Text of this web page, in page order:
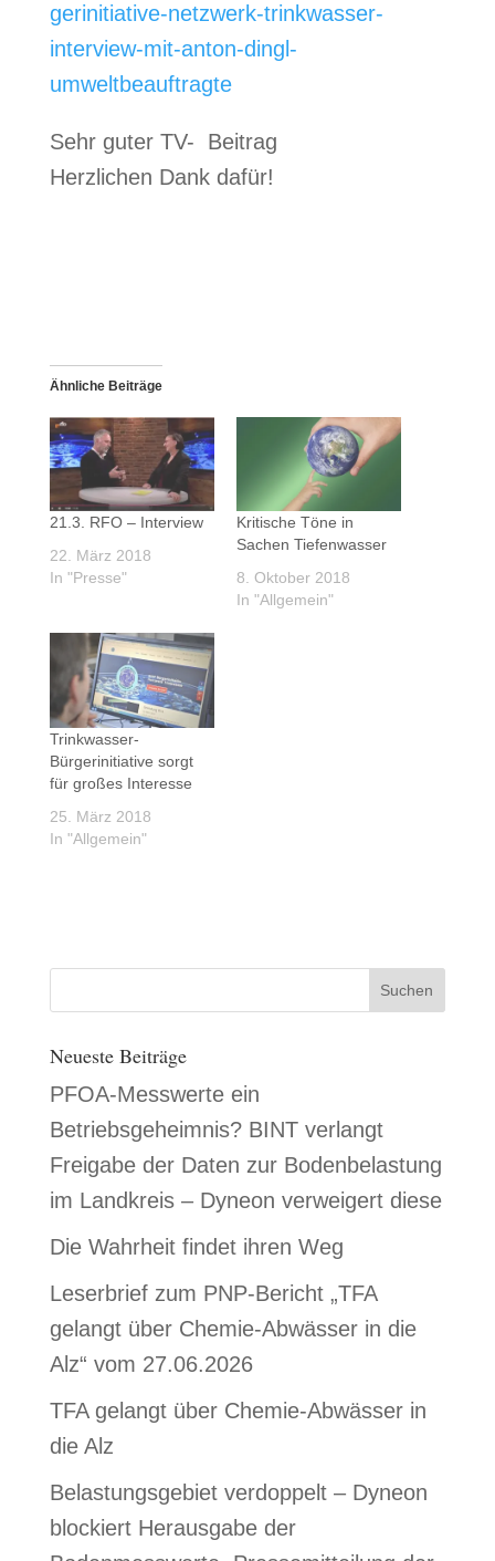
gerinitiative-netzwerk-trinkwasser-
interview-mit-anton-dingl-
umweltbeauftragte
Sehr guter TV- Beitrag
Herzlichen Dank dafür!
Ähnliche Beiträge
21.3. RFO – Interview
22. März 2018
In "Presse"
Kritische Töne in
Sachen Tiefenwasser
8. Oktober 2018
In "Allgemein"
Trinkwasser-
Bürgerinitiative sorgt
für großes Interesse
25. März 2018
In "Allgemein"
Neueste Beiträge
PFOA-Messwerte ein
Betriebsgeheimnis? BINT verlangt
Freigabe der Daten zur Bodenbelastung
im Landkreis – Dyneon verweigert diese
Die Wahrheit findet ihren Weg
Leserbrief zum PNP-Bericht „TFA
gelangt über Chemie-Abwässer in die
Alz“ vom 27.06.2026
TFA gelangt über Chemie-Abwässer in
die Alz
Belastungsgebiet verdoppelt – Dyneon
blockiert Herausgabe der